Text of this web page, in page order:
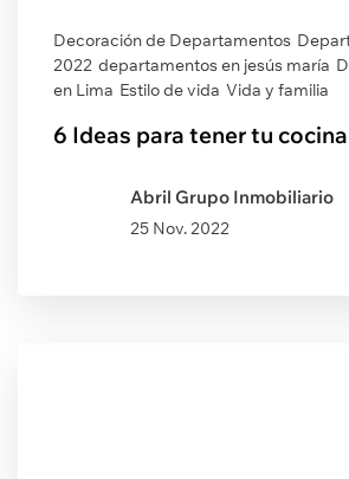
Decoración de Departamentos
2022 departamentos en jesús maría
en Lima Estilo de vida Vida y familia
6 Ideas para tener tu
Abril Grupo Inmobiliario
25 Nov. 2022